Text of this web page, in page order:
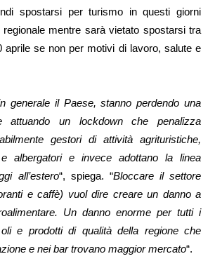
spostarsi per turismo in questi giorni
mentre sarà vietato spostarsi tra
aprile se non per motivi di lavoro, salute e
generale il Paese, stanno perdendo una
attuando un lockdown che penalizza
gestori di attività agrituristiche,
albergatori e invece adottano la linea
all’estero“, spiega. “Bloccare il settore
e caffè) vuol dire creare un danno a
Un danno enorme per tutti i
e prodotti di qualità della regione che
e nei bar trovano maggior mercato“.